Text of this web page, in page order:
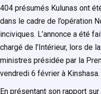
404 présumés Kulunas ont
dans le cadre de l’opération
inciviques. L’annonce a été
chargé de l’Intérieur, lors de
ministres présidée par la
vendredi 6 février à Kinshasa.
En présentant son rapport